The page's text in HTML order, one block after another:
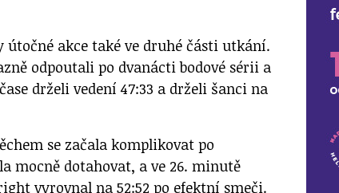
útočné akce také ve druhé části utkání.
odpoutali po dvanácti bodové sérii a
drželi vedení 47:33 a drželi šanci na
se začala komplikovat po
mocně dotahovat, a ve 26. minutě
vyrovnal na 52:52 po efektní smeči.